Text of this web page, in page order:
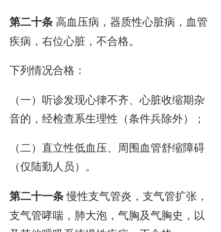
第二十条 高血压病，器质性心脏病，血管
疾病，右位心脏，不合格。
下列情况合格：
（一）听诊发现心律不齐、心脏收缩期杂
音的，经检查系生理性（条件兵除外）；
（二）直立性低血压、周围血管舒缩障碍
（仅陆勤人员）。
第二十一条慢性支气管炎，支气管扩张，
支气管哮喘，肺大泡，气胸及气胸史，以